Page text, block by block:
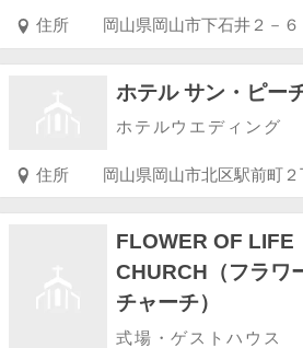
住所 岡山県岡山市下石井２－６
ホテル サン・ピー
ホテルウエディング
住所 岡山県岡山市北区駅前町
FLOWER OF LIFE
CHURCH（フラワ
チャーチ）
式場・ゲストハウス